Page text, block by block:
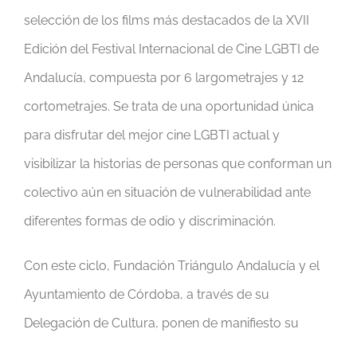
selección de los films más destacados de la XVII
Edición del Festival Internacional de Cine LGBTI de
Andalucía, compuesta por 6 largometrajes y 12
cortometrajes. Se trata de una oportunidad única
para disfrutar del mejor cine LGBTI actual y
visibilizar la historias de personas que conforman un
colectivo aún en situación de vulnerabilidad ante
diferentes formas de odio y discriminación.
Con este ciclo, Fundación Triángulo Andalucía y el
Ayuntamiento de Córdoba, a través de su
Delegación de Cultura, ponen de manifiesto su